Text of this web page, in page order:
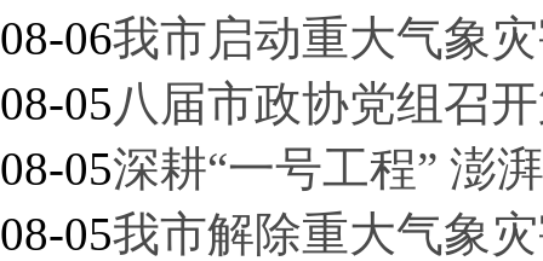
08-06我市启动重大气象
08-05八届市政协党组召
08-05深耕“一号工程”
08-05我市解除重大气象